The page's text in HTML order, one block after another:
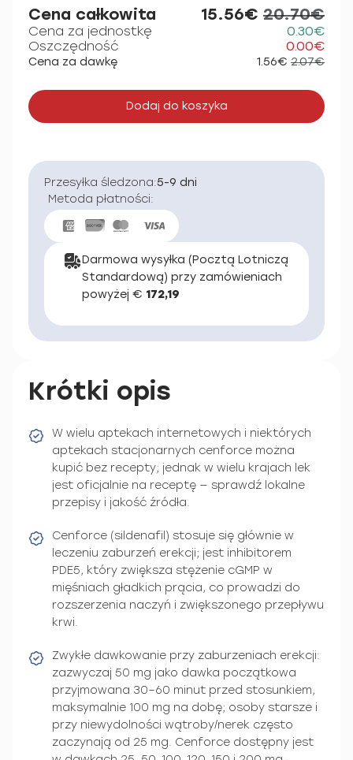
Cena całkowita 15.56€ 20.70€
Cena za jednostkę
0.30€
Oszczędność
0.00€
Cena za dawkę 1.56€ 2.07€
Dodaj do koszyka
Przesyłka śledzona:5-9 dni
Metoda płatności:
Darmowa wysyłka (Pocztą Lotniczą
Standardową) przy zamówieniach
powyżej € 172,19
Krótki opis
W wielu aptekach internetowych i niektórych
aptekach stacjonarnych cenforce można
kupić bez recepty; jednak w wielu krajach lek
jest oficjalnie na receptę — sprawdź lokalne
przepisy i jakość źródła.
Cenforce (sildenafil) stosuje się głównie w
leczeniu zaburzeń erekcji; jest inhibitorem
PDE5, który zwiększa stężenie cGMP w
mięśniach gładkich prącia, co prowadzi do
rozszerzenia naczyń i zwiększonego przepływu
krwi.
Zwykłe dawkowanie przy zaburzeniach erekcji:
zazwyczaj 50 mg jako dawka początkowa
przyjmowana 30–60 minut przed stosunkiem,
maksymalnie 100 mg na dobę; osoby starsze i
przy niewydolności wątroby/nerek często
zaczynają od 25 mg. Cenforce dostępny jest